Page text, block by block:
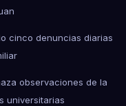
cinco denuncias diarias
observaciones de la
universitarias